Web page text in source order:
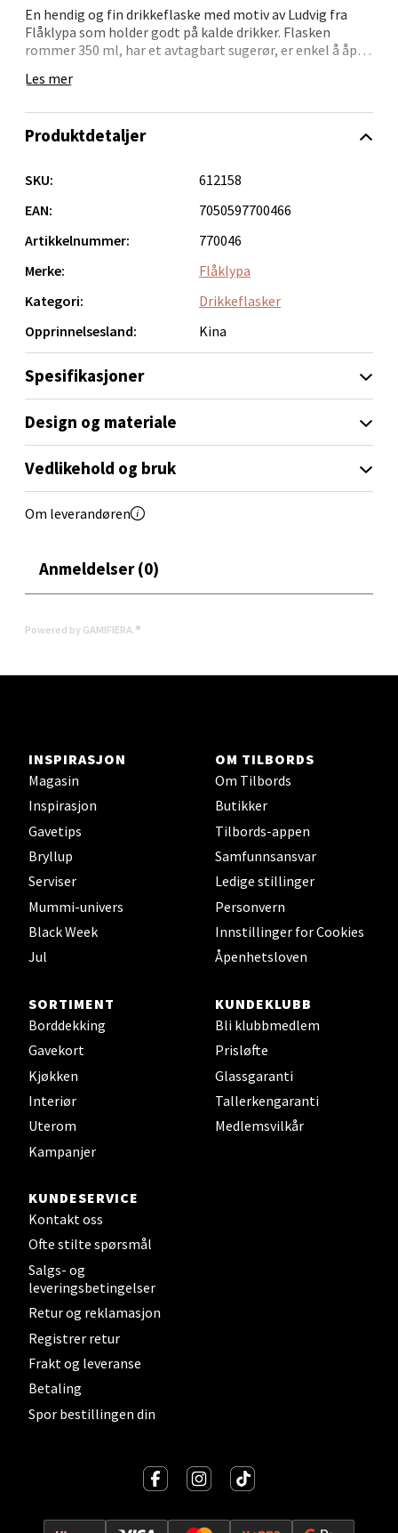
En hendig og fin drikkeflaske med motiv av Ludvig fra
Flåklypa som holder godt på kalde drikker. Flasken
rommer 350 ml, har et avtagbart sugerør, er enkel å åpne
Les mer
Produktdetaljer
SKU:
612158
EAN:
7050597700466
Artikkelnummer:
770046
Merke:
Flåklypa
Kategori:
Drikkeflasker
Opprinnelsesland:
Kina
Spesifikasjoner
Design og materiale
Vedlikehold og bruk
Om leverandøren
Anmeldelser (0)
Powered by GAMIFIERA.®
INSPIRASJON
Magasin
Inspirasjon
Gavetips
Bryllup
Serviser
Mummi-univers
Black Week
Jul
OM TILBORDS
Om Tilbords
Butikker
Tilbords-appen
Samfunnsansvar
Ledige stillinger
Personvern
Innstillinger for Cookies
Åpenhetsloven
SORTIMENT
Borddekking
Gavekort
Kjøkken
Interiør
Uterom
Kampanjer
KUNDEKLUBB
Bli klubbmedlem
Prisløfte
Glassgaranti
Tallerkengaranti
Medlemsvilkår
KUNDESERVICE
Kontakt oss
Ofte stilte spørsmål
Salgs- og
leveringsbetingelser
Retur og reklamasjon
Registrer retur
Frakt og leveranse
Betaling
Spor bestillingen din
Laguneveien 1, 5239 Bergen
Åpent i dag 10-18
0 i butikk
Kristiansand - Markens
Lillemarkens markensgate 25B, 4611 Kristiansand
Åpent i dag 10-17
0 i butikk
Velg
Oslo - Linderud
Erich Mogensøns vei 38, 0594 Oslo
Åpent i dag 10-19
0 i butikk
Stavanger og Sandnes - Thon
Senter Madla
Madlakrossen nr 9, 4042 Stavanger
0 i butikk
Levanger - Magneten
Åpent i dag 10-18
0 i butikk
Mandal - Alti Mandal
Skarvøyveien 55, 4517 Mandal
Velg